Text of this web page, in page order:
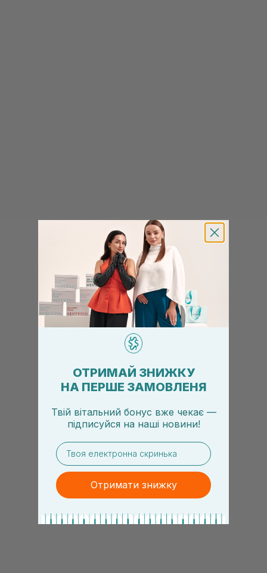
ОТРИМАЙ ЗНИЖКУ
НА ПЕРШЕ ЗАМОВЛЕНЯ
Твій вітальний бонус вже чекає —
підписуйся на наші новини!
email
Отримати знижку